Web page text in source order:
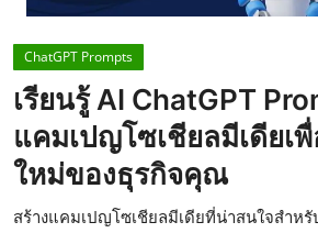
Contact
AI Tools
ChatGPT Prompts
ข่าว AI รอบโลก
ThaiGPT Builder
ChatGPT Prompts
เรียนรู้ AI ChatGPT
แคมเปญโซเชียลมีเดียเ
ใหม่ของธุรกิจคุณ
สร้างแคมเปญโซเชียลมีเดียที่น่าสนใจสำหรั